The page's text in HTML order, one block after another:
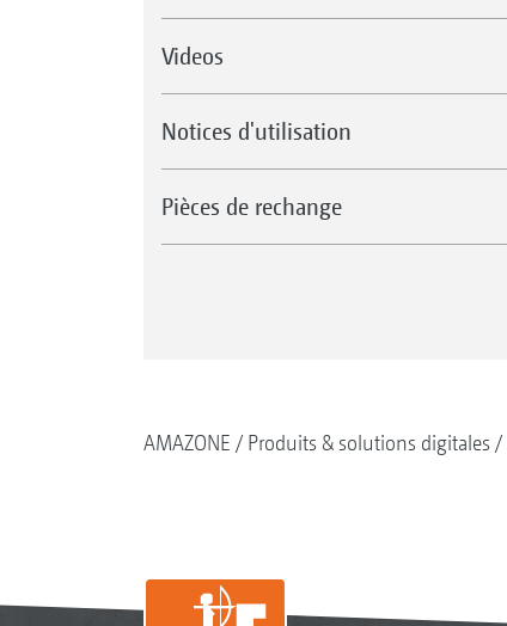
Videos
Notices d'utilisation
Pièces de rechange
AMAZONE Produits & solutions digitales